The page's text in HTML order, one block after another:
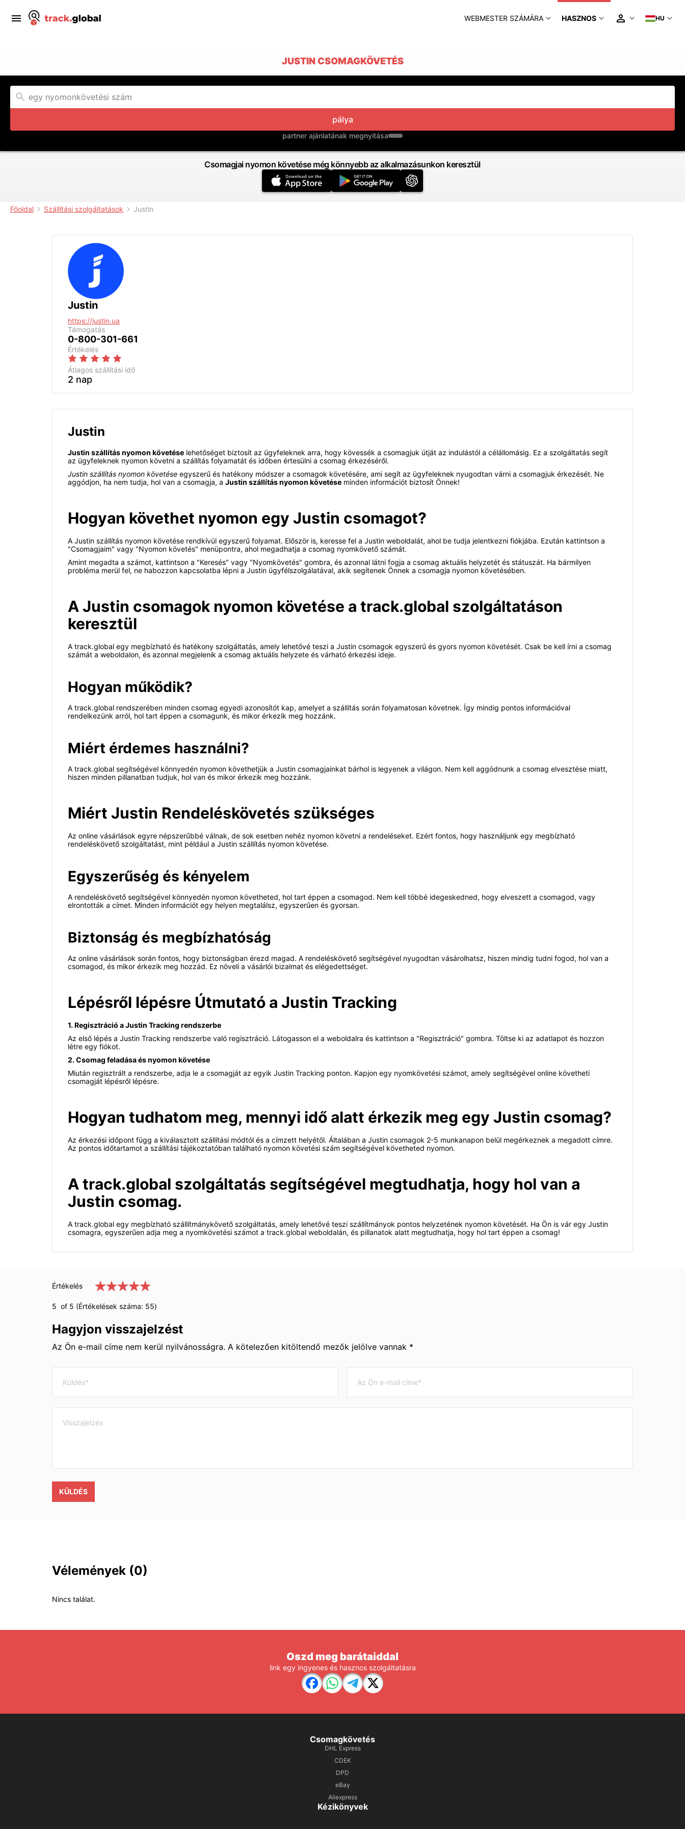
WEBMESTER SZÁMÁRA HASZNOS HU
JUSTIN CSOMAGKÖVETÉS
pálya
partner ajánlatának megnyitása
Csomagjai nyomon követése még könnyebb az alkalmazásunkon keresztül
Főoldal Szállítási szolgáltatások Justin
Justin
https://justin.ua
Támogatás
0-800-301-661
Értékelés
Átlagos szállítási idő
2 nap
Justin
Justin szállítás nyomon követése lehetőséget biztosít az ügyfeleknek arra, hogy kövessék a csomagjuk útját az indulástól a célállomásig. Ez a szolgáltatás segít
az ügyfeleknek nyomon követni a szállítás folyamatát és időben értesülni a csomag érkezéséről.
Justin szállítás nyomon követése egyszerű és hatékony módszer a csomagok követésére, ami segít az ügyfeleknek nyugodtan várni a csomagjuk érkezését. Ne
aggódjon, ha nem tudja, hol van a csomagja, a Justin szállítás nyomon követése minden információt biztosít Önnek!
Hogyan követhet nyomon egy Justin csomagot?
A Justin szállítás nyomon követése rendkívül egyszerű folyamat. Először is, keresse fel a Justin weboldalát, ahol be tudja jelentkezni fiókjába. Ezután kattintson a
"Csomagjaim" vagy "Nyomon követés" menüpontra, ahol megadhatja a csomag nyomkövető számát.
Amint megadta a számot, kattintson a "Keresés" vagy "Nyomkövetés" gombra, és azonnal látni fogja a csomag aktuális helyzetét és státuszát. Ha bármilyen
probléma merül fel, ne habozzon kapcsolatba lépni a Justin ügyfélszolgálatával, akik segítenek Önnek a csomagja nyomon követésében.
A Justin csomagok nyomon követése a track.global szolgáltatáson
keresztül
A track.global egy megbízható és hatékony szolgáltatás, amely lehetővé teszi a Justin csomagok egyszerű és gyors nyomon követését. Csak be kell írni a csomag
számát a weboldalon, és azonnal megjelenik a csomag aktuális helyzete és várható érkezési ideje.
Hogyan működik?
A track.global rendszerében minden csomag egyedi azonosítót kap, amelyet a szállítás során folyamatosan követnek. Így mindig pontos információval
rendelkezünk arról, hol tart éppen a csomagunk, és mikor érkezik meg hozzánk.
Miért érdemes használni?
A track.global segítségével könnyedén nyomon követhetjük a Justin csomagjainkat bárhol is legyenek a világon. Nem kell aggódnunk a csomag elvesztése miatt,
hiszen minden pillanatban tudjuk, hol van és mikor érkezik meg hozzánk.
Miért Justin Rendeléskövetés szükséges
Az online vásárlások egyre népszerűbbé válnak, de sok esetben nehéz nyomon követni a rendeléseket. Ezért fontos, hogy használjunk egy megbízható
rendeléskövető szolgáltatást, mint például a Justin szállítás nyomon követése.
Egyszerűség és kényelem
A rendeléskövető segítségével könnyedén nyomon követheted, hol tart éppen a csomagod. Nem kell többé idegeskedned, hogy elveszett a csomagod, vagy
elrontották a címet. Minden információt egy helyen megtalálsz, egyszerűen és gyorsan.
Biztonság és megbízhatóság
Az online vásárlások során fontos, hogy biztonságban érezd magad. A rendeléskövető segítségével nyugodtan vásárolhatsz, hiszen mindig tudni fogod, hol van a
csomagod, és mikor érkezik meg hozzád. Ez növeli a vásárlói bizalmat és elégedettséget.
Lépésről lépésre Útmutató a Justin Tracking
1. Regisztráció a Justin Tracking rendszerbe
Az első lépés a Justin Tracking rendszerbe való regisztráció. Látogasson el a weboldalra és kattintson a "Regisztráció" gombra. Töltse ki az adatlapot és hozzon
létre egy fiókot.
2. Csomag feladása és nyomon követése
Miután regisztrált a rendszerbe, adja le a csomagját az egyik Justin Tracking ponton. Kapjon egy nyomkövetési számot, amely segítségével online követheti
csomagját lépésről lépésre.
Hogyan tudhatom meg, mennyi idő alatt érkezik meg egy Justin csomag?
Az érkezési időpont függ a kiválasztott szállítási módtól és a címzett helyétől. Általában a Justin csomagok 2-5 munkanapon belül megérkeznek a megadott címre.
Az pontos időtartamot a szállítási tájékoztatóban található nyomon követési szám segítségével követheted nyomon.
A track.global szolgáltatás segítségével megtudhatja, hogy hol van a
Justin csomag.
A track.global egy megbízható szállítmánykövető szolgáltatás, amely lehetővé teszi szállítmányok pontos helyzetének nyomon követését. Ha Ön is vár egy Justin
csomagra, egyszerűen adja meg a nyomkövetési számot a track.global weboldalán, és pillanatok alatt megtudhatja, hogy hol tart éppen a csomag!
Értékelés
5 of 5 (Értékelések száma: 55)
Hagyjon visszajelzést
Az Ön e-mail címe nem kerül nyilvánosságra. A kötelezően kitöltendő mezők jelölve vannak *
KÜLDÉS
Vélemények (0)
Nincs találat.
Oszd meg barátaiddal
link egy ingyenes és hasznos szolgáltatásra
Csomagkövetés
DHL Express
CDEK
DPD
eBay
Aliexpress
Kézikönyvek